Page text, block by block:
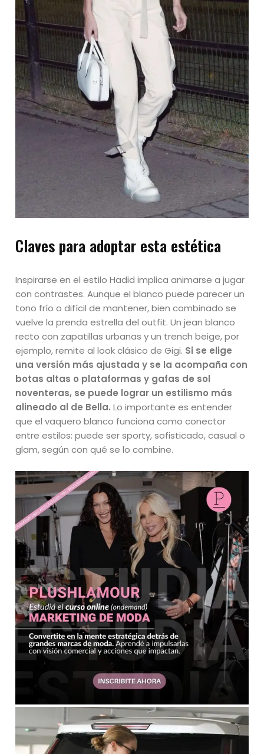
Claves para adoptar esta estética
Inspirarse en el estilo Hadid implica animarse a jugar
con contrastes. Aunque el blanco puede parecer un
tono frío o difícil de mantener, bien combinado se
vuelve la prenda estrella del outfit. Un jean blanco
recto con zapatillas urbanas y un trench beige, por
ejemplo, remite al look clásico de Gigi. Si se elige
una versión más ajustada y se la acompaña con
botas altas o plataformas y gafas de sol
noventeras, se puede lograr un estilismo más
alineado al de Bella. Lo importante es entender
que el vaquero blanco funciona como conector
entre estilos: puede ser sporty, sofisticado, casual o
glam, según con qué se lo combine.